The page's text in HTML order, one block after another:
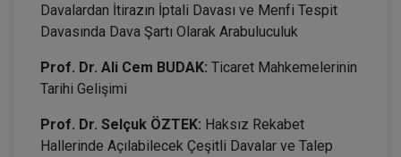
Davalardan İtirazın İptali Davası ve Menfi Tespit
Davasında Dava Şartı Olarak Arabuluculuk
Prof. Dr. Ali Cem BUDAK: Ticaret Mahkemelerinin
Tarihi Gelişimi
Prof. Dr. Selçuk ÖZTEK: Haksız Rekabet
Hallerinde Açılabilecek Çeşitli Davalar ve Talep